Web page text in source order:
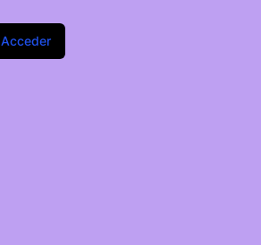
Acceder